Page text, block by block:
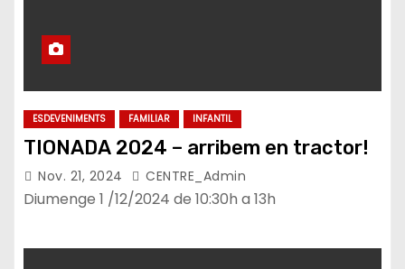
ESDEVENIMENTS FAMILIAR INFANTIL
TIONADA 2024 – arribem en tractor!
Nov. 21, 2024 CENTRE_Admin
Diumenge 1 /12/2024 de 10:30h a 13h